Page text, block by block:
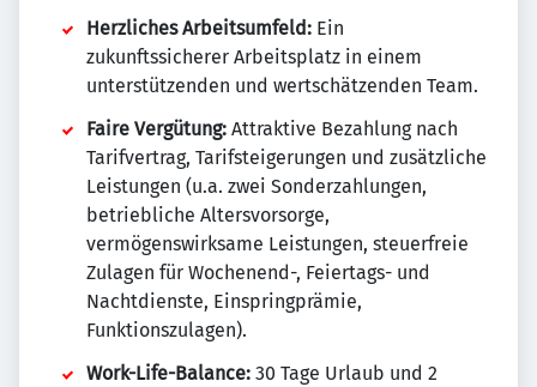
Herzliches Arbeitsumfeld: Ein
zukunftssicherer Arbeitsplatz in einem
unterstützenden und wertschätzenden Team.
Faire Vergütung: Attraktive Bezahlung nach
Tarifvertrag, Tarifsteigerungen und zusätzliche
Leistungen (u.a. zwei Sonderzahlungen,
betriebliche Altersvorsorge,
vermögenswirksame Leistungen, steuerfreie
Zulagen für Wochenend-, Feiertags- und
Nachtdienste, Einspringprämie,
Funktionszulagen).
Work-Life-Balance: 30 Tage Urlaub und 2